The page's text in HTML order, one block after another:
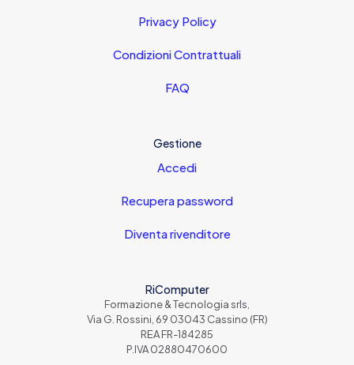
Privacy Policy
Condizioni Contrattuali
FAQ
Gestione
Accedi
Recupera password
Diventa rivenditore
RiComputer
Formazione & Tecnologia srls,
Via G. Rossini, 69 03043 Cassino (FR)
REA FR-184285
P.IVA 02880470600